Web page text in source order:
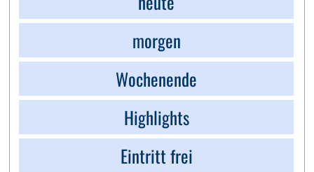
morgen
Wochenende
Highlights
Eintritt frei